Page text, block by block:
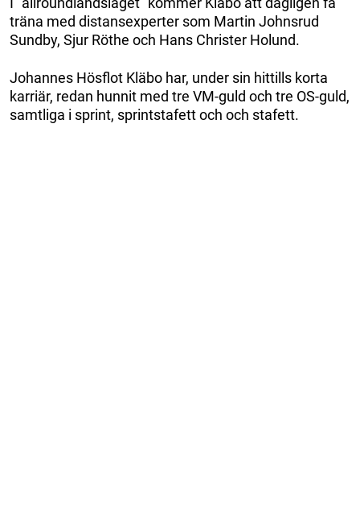
träna med distansexperter som Martin Johnsrud
Sundby, Sjur Röthe och Hans Christer Holund.
Johannes Hösflot Kläbo har, under sin hittills korta
karriär, redan hunnit med tre VM-guld och tre OS-guld,
samtliga i sprint, sprintstafett och och stafett.